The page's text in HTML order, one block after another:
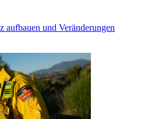
aufbauen und Veränderungen